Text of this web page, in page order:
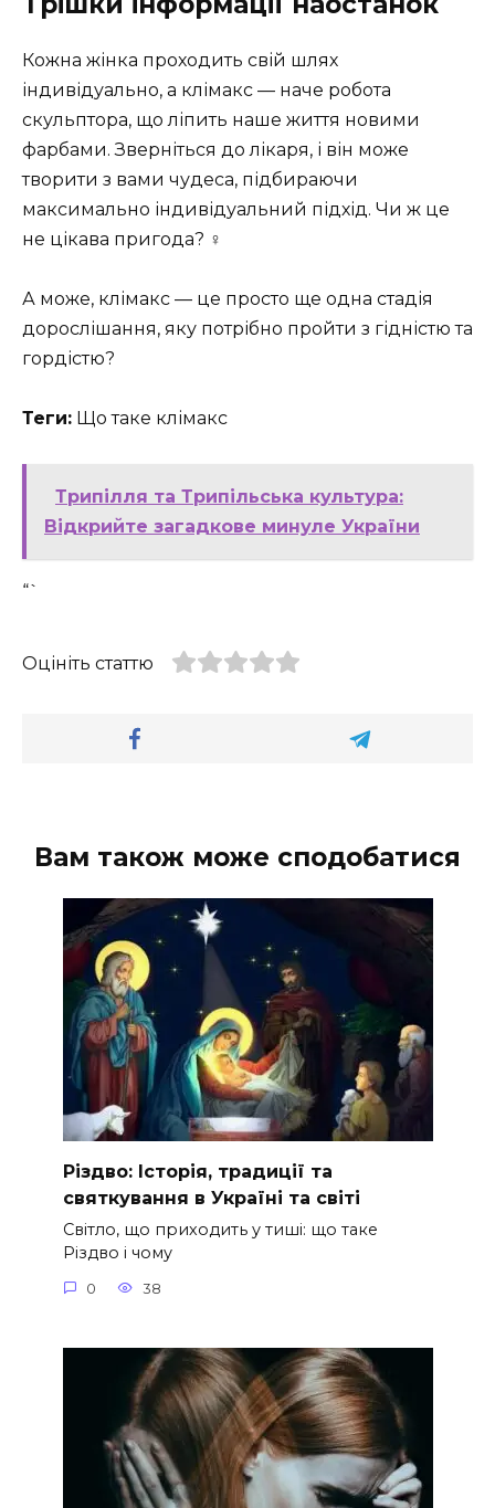
Кожна жінка проходить свій шлях
індивідуально, а клімакс — наче робота
скульптора, що ліпить наше життя новими
фарбами. Зверніться до лікаря, і він може
творити з вами чудеса, підбираючи
максимально індивідуальний підхід. Чи ж це
не цікава пригода? ️‍♀️
А може, клімакс — це просто ще одна стадія
дорослішання, яку потрібно пройти з гідністю та
гордістю?
Теги: Що таке клімакс
Трипілля та Трипільська культура:
Відкрийте загадкове минуле України
“`
Оцініть статтю
Вам також може сподобатися
Різдво: Історія, традиції та
святкування в Україні та світі
Світло, що приходить у тиші: що таке
Різдво і чому
0 38